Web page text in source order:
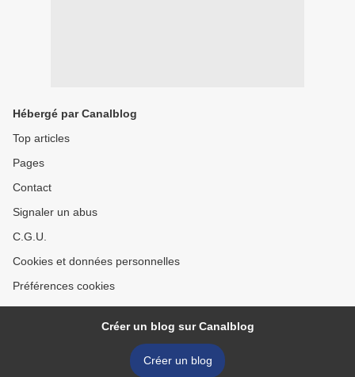
Hébergé par Canalblog
Top articles
Pages
Contact
Signaler un abus
C.G.U.
Cookies et données personnelles
Préférences cookies
Créer un blog sur Canalblog
Créer un blog